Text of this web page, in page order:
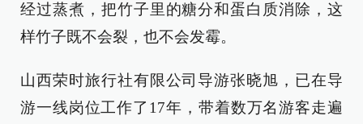
经过蒸煮，把竹子里的糖分和蛋白质消除，这
样竹子既不会裂，也不会发霉。
山西荣时旅行社有限公司导游张晓旭，已在导
游一线岗位工作了17年，带着数万名游客走遍